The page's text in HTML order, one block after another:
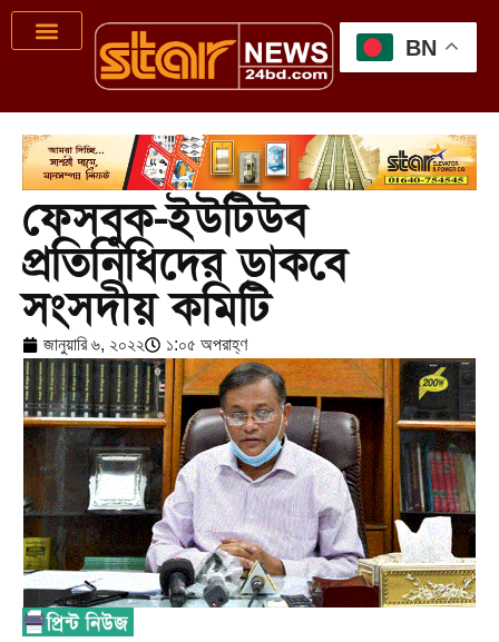
ফেসবুক-ইউটিউব
প্রতিনিধিদের ডাকবে
সংসদীয় কমিটি
জানুয়ারি ৬, ২০২২ ১:০৫ অপরাহ্ণ
BN